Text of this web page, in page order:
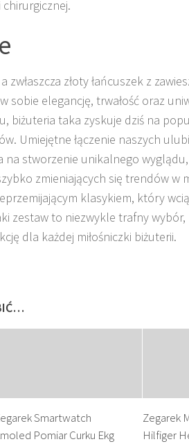
zwłaszcza złoty łańcuszek z
sobie elegancję, trwałość oraz
biżuteria taka zyskuje dziś na
Umiejętne łączenie naszych
na stworzenie unikalnego
zmieniających się trendów w
klasykiem, który
zestaw to niezwykle trafny
dla każdej miłośniczki biżuterii.
Smartwatch
Pomiar Curku Ekg
Zegarek
Hilfiger